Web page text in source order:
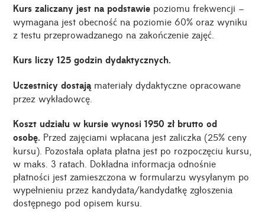
Kurs zaliczany jest na podstawie poziomu frekwencji –
wymagana jest obecność na poziomie 60% oraz wyniku
z testu przeprowadzanego na zakończenie zajęć.
Kurs liczy 125 godzin dydaktycznych.
Uczestnicy dostają materiały dydaktyczne opracowane
przez wykładowcę.
Koszt udziału w kursie wynosi 1950 zł brutto od
osobę. Przed zajęciami wpłacana jest zaliczka (25% ceny
kursu). Pozostała opłata płatna jest po rozpoczęciu kursu,
w maks. 3 ratach. Dokładna informacja odnośnie
płatności jest zamieszczona w formularzu wysyłanym po
wypełnieniu przez kandydata/kandydatkę zgłoszenia
dostępnego pod opisem kursu.